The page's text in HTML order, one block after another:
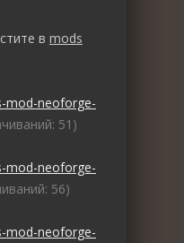
в mods
mod-neoforge-
51)
mod-neoforge-
56)
mod-neoforge-